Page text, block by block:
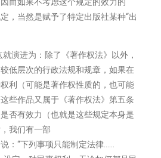
，当然是赋予了特定出版社某种“出
进为：除了《著作权法》以外，
低层次的行政法规和规章，如果在
利（可能是著作权性质的，也可能
些作品又属于《著作权法》第五条
否有效力（也就是这些规定本身是
我们有一部
：“下列事项只能制定法律……